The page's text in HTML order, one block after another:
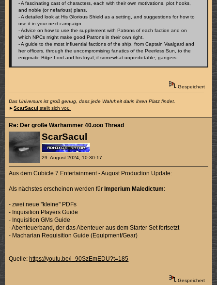
- A fascinating cast of characters, each with their own motivations, plot hooks,
and noble (or nefarious) plans.
- A detailed look at His Glorious Shield as a setting, and suggestions for how to
use it in your next campaign
- Advice on how to use the supplement with Patrons of each faction and on
which NPCs might make good Patrons in their own right.
- A guide to the most influential factions of the ship, from Captain Vaalgard and
her officers, through the uncompromising fanatics of the Peerless Sun, to the
enigmatic Bilge Lord and his loyal, if somewhat unpredictable, gangers.
Gespeichert
Das Universum ist groß genug, dass jede Wahrheit darin ihren Platz findet.
►ScarSacul stellt sich vor..
ScarSacul
29. August 2024, 10:30:17
Re: Der große Warhammer 40.ooo Thread
Aus dem Cubicle 7 Entertainment - August Production Update:
Als nächstes erscheinen werden für Imperium Maledictum:
- zwei neue "kleine" PDFs
- Inquisition Players Guide
- Inquisition GMs Guide
- Abenteuerband, der das Abenteuer aus dem Starter Set fortsetzt
- Macharian Requisition Guide (Equipment/Gear)
Quelle: https://youtu.be/i_90SzEmEDU?t=185
Gespeichert